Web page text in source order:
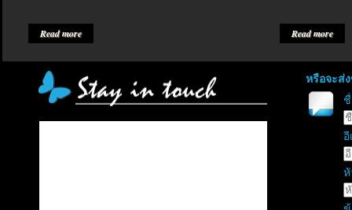
Read more Read more
หรือจะส่
อี
หั